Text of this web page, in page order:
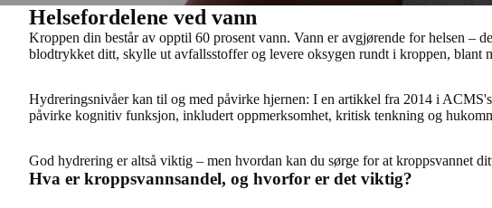
Helsefordelene ved vann
Kroppen din består av opptil 60 prosent vann. Vann er avgjørende for helsen –
blodtrykket ditt, skylle ut avfallsstoffer og levere oksygen rundt i kroppen, blant
Hydreringsnivåerkan til og med påvirke hjernen: I en artikkel fra 2014 i
påvirke kognitiv funksjon, inkludert oppmerksomhet, kritisk tenkning og
God hydrering er altså viktig – men hvordan kan du sørge for at kroppsvannet
Hva er kroppsvannsandel, og hvorfor er det viktig?